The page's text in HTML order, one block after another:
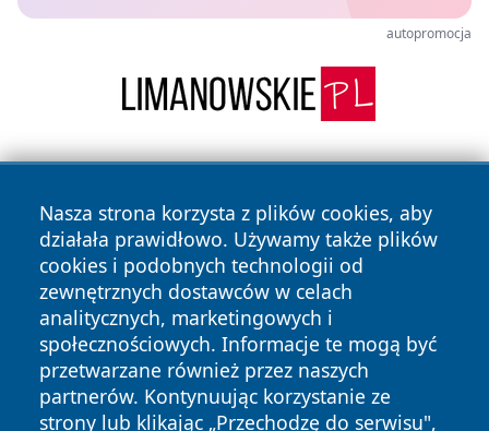
autopromocja
Nasza strona korzysta z plików cookies, aby
działała prawidłowo. Używamy także plików
cookies i podobnych technologii od
zewnętrznych dostawców w celach
analitycznych, marketingowych i
społecznościowych. Informacje te mogą być
przetwarzane również przez naszych
partnerów. Kontynuując korzystanie ze
strony lub klikając „Przechodzę do serwisu",
Copyright © 2026 echowarszawy.pl Wszystkie prawa
zastrzeżone.
News Autorzy
Polityka
Prywatności
Polityka
Cookies